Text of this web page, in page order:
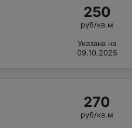
250
руб/кв.м
Указана на
09.10.2025
270
руб/кв.м